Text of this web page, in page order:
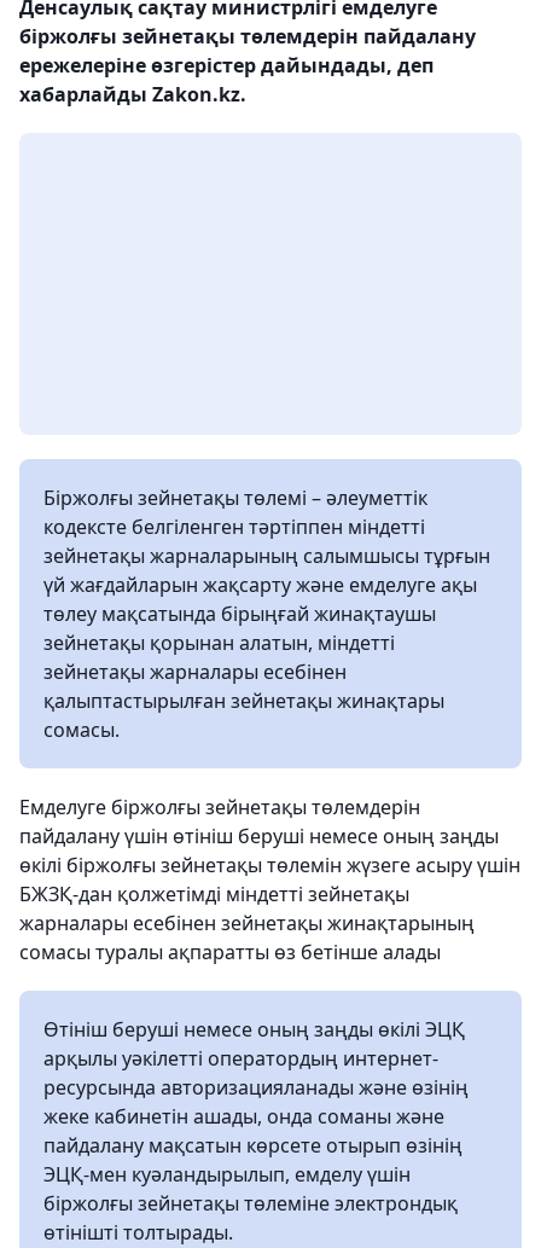
Денсаулық сақтау министрлігі емделуге
біржолғы зейнетақы төлемдерін пайдалану
ережелеріне өзгерістер дайындады, деп
хабарлайды Zakon.kz.
Біржолғы зейнетақы төлемі – әлеуметтік
кодексте белгіленген тәртіппен міндетті
зейнетақы жарналарының салымшысы тұрғын
үй жағдайларын жақсарту және емделуге ақы
төлеу мақсатында бірыңғай жинақтаушы
зейнетақы қорынан алатын, міндетті
зейнетақы жарналары есебінен
қалыптастырылған зейнетақы жинақтары
сомасы.
Емделуге біржолғы зейнетақы төлемдерін
пайдалану үшін өтініш беруші немесе оның заңды
өкілі біржолғы зейнетақы төлемін жүзеге асыру үшін
БЖЗҚ-дан қолжетімді міндетті зейнетақы
жарналары есебінен зейнетақы жинақтарының
сомасы туралы ақпаратты өз бетінше алады
Өтініш беруші немесе оның заңды өкілі ЭЦҚ
арқылы уәкілетті оператордың интернет-
ресурсында авторизацияланады және өзінің
жеке кабинетін ашады, онда соманы және
пайдалану мақсатын көрсете отырып өзінің
ЭЦҚ-мен куәландырылып, емделу үшін
біржолғы зейнетақы төлеміне электрондық
өтінішті толтырады.